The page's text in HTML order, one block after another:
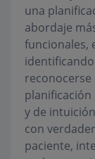
una
abordaje
funcionales,
reconocerse
y de
con
paciente,